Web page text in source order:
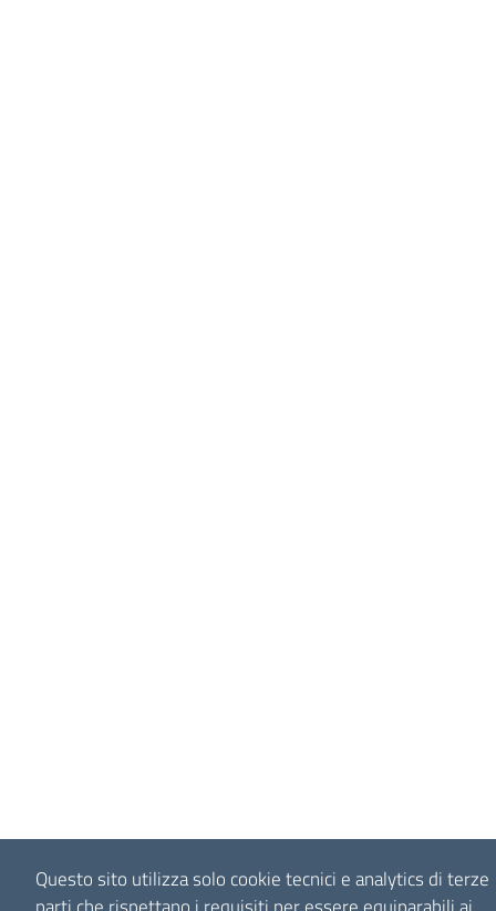
Questo sito utilizza solo cookie tecnici e analytics di terze